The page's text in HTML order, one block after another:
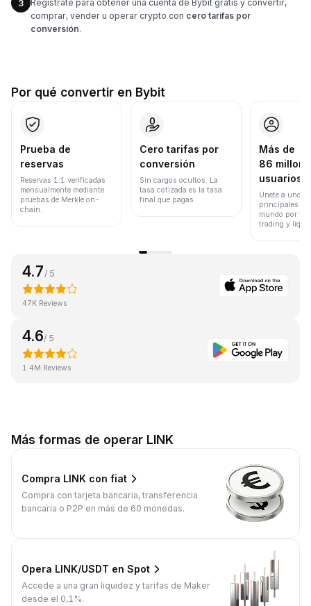
3
Regístrate para obtener una cuenta de Bybit gratis y convertir,
comprar, vender u operar crypto con cero tarifas por
conversión.
Por qué convertir en Bybit
Prueba de
reservas
Reservas 1:1 verificadas
mensualmente mediante
pruebas de Merkle on-
chain.
Cero tarifas por
conversión
Sin cargos ocultos. La
tasa cotizada es la tasa
final que pagas.
Más de
86
usuarios
Únete a uno
principales
mundo por
trading y
4.7 / 5
47K Reviews
4.6/ 5
1.4M Reviews
Más formas de operar LINK
Compra LINK con fiat
Compra con tarjeta bancaria, transferencia
bancaria o P2P en más de 60 monedas.
Opera LINK/USDT en Spot
Accede a una gran liquidez y tarifas de Maker
desde el 0,1%.